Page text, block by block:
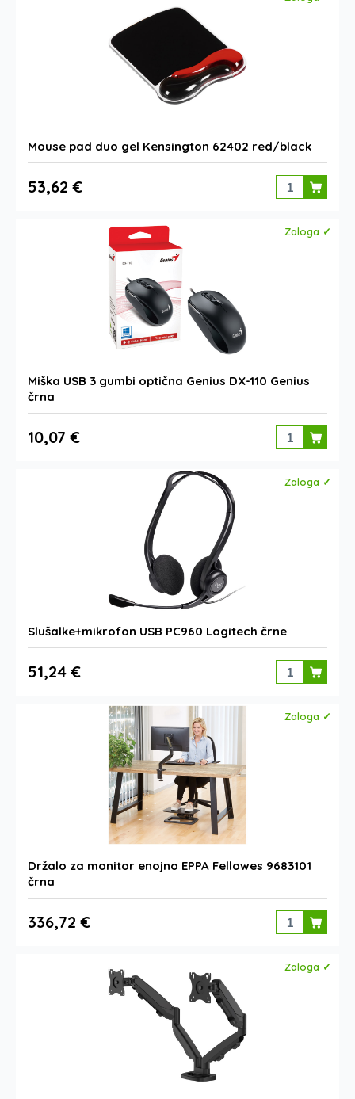
Mouse pad duo gel Kensington 62402 red/black
53,62 €
Zaloga ✓
Miška USB 3 gumbi optična Genius DX-110 Genius
črna
10,07 €
Zaloga ✓
Slušalke+mikrofon USB PC960 Logitech črne
51,24 €
Zaloga ✓
Držalo za monitor enojno EPPA Fellowes 9683101
črna
336,72 €
Zaloga ✓